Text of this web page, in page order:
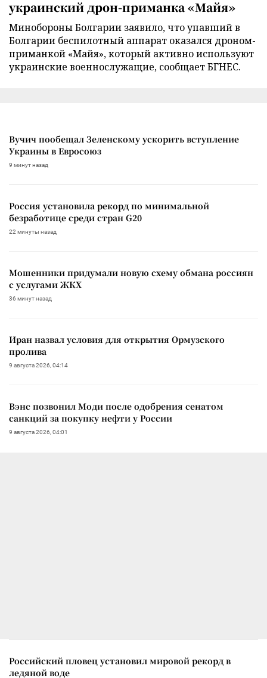
украинский дрон-приманка «Майя»
Минобороны Болгарии заявило, что упавший в
Болгарии беспилотный аппарат оказался дроном-
приманкой «Майя», который активно используют
украинские военнослужащие, сообщает БГНЕС.
Вучич пообещал Зеленскому ускорить вступление
Украины в Евросоюз
9 минут назад
Россия установила рекорд по минимальной
безработице среди стран G20
22 минуты назад
Мошенники придумали новую схему обмана россиян
с услугами ЖКХ
36 минут назад
Иран назвал условия для открытия Ормузского
пролива
9 августа 2026, 04:14
Вэнс позвонил Моди после одобрения сенатом
санкций за покупку нефти у России
9 августа 2026, 04:01
Российский пловец установил мировой рекорд в
ледяной воде